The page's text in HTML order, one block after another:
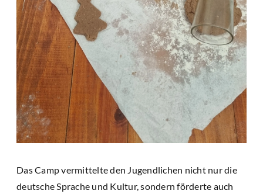
Das Camp vermittelte den Jugendlichen nicht nur die
deutsche Sprache und Kultur, sondern förderte auch